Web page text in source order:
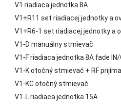
V1 riadiaca jednotka 8A
V1+R11 set riadiacej jednotky a
V1+R6-1 set riadiacej jednotky a
V1-D manuálny stmievač
V1-F riadiaca jednotka 8A fade IN/
V1-K otočný stmievač + RF
V1-KC otočný stmievač
V1-L riadiaca jednotka 15A